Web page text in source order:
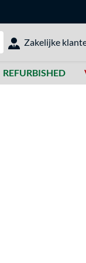
doorzoeken
Zakelijke
REFURBISHED